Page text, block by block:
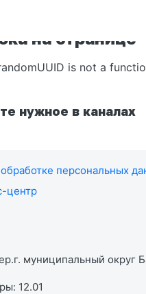
на странице
is not a
нужное в каналах
персональных
центр
муниципальный округ
12.01